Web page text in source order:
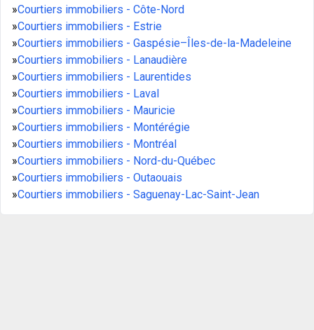
»Courtiers immobiliers - Côte-Nord
»Courtiers immobiliers - Estrie
»Courtiers immobiliers - Gaspésie–Îles-de-la-Madeleine
»Courtiers immobiliers - Lanaudière
»Courtiers immobiliers - Laurentides
»Courtiers immobiliers - Laval
»Courtiers immobiliers - Mauricie
»Courtiers immobiliers - Montérégie
»Courtiers immobiliers - Montréal
»Courtiers immobiliers - Nord-du-Québec
»Courtiers immobiliers - Outaouais
»Courtiers immobiliers - Saguenay-Lac-Saint-Jean